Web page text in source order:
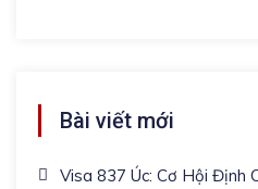
Bài viết mới
Visa 837 Úc: Cơ Hội Định